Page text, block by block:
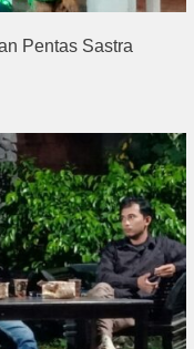
Pentas Sastra